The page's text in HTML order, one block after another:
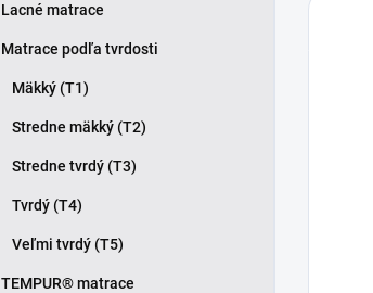
Lacné matrace
Matrace podľa tvrdosti
Mäkký (T1)
Stredne mäkký (T2)
Stredne tvrdý (T3)
Tvrdý (T4)
Veľmi tvrdý (T5)
TEMPUR® matrace